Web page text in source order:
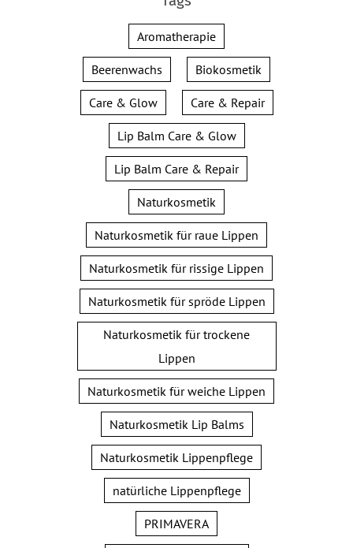
Aromatherapie
Beerenwachs Biokosmetik
Care & Glow Care & Repair
Lip Balm Care & Glow
Lip Balm Care & Repair
Naturkosmetik
Naturkosmetik für raue Lippen
Naturkosmetik für rissige Lippen
Naturkosmetik für spröde Lippen
Naturkosmetik für trockene
Lippen
Naturkosmetik für weiche Lippen
Naturkosmetik Lip Balms
Naturkosmetik Lippenpflege
natürliche Lippenpflege
PRIMAVERA